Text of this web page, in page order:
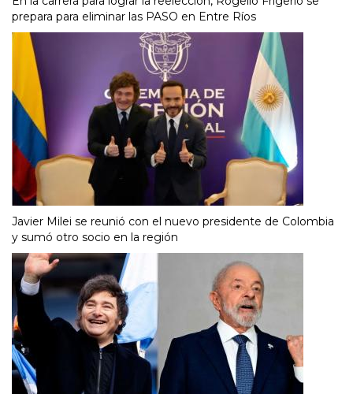
prepara para eliminar las PASO en Entre Ríos
Javier Milei se reunió con el nuevo presidente de Colombia
y sumó otro socio en la región